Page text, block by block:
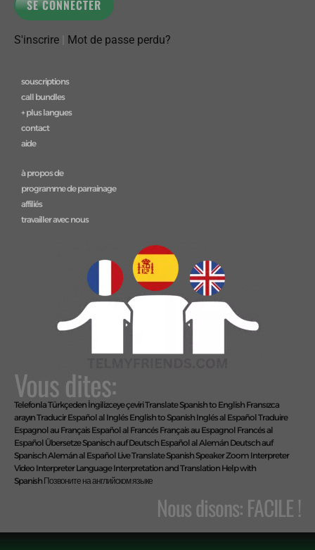
S'inscrire Mot de passe perdu?
souscriptions
call bundles
+ plus langues
contact
aide
à propos de
programme de parrainage
affiliés
travailler avec nous
Vous dites:
Telefonla Türkçeden İngilizceye çeviriTranslate Spanish to English Fransızca
arayınTraducir Español al Inglés English to Spanish Inglés al EspañolTraduire
Espagnol au Français Español al Francés Français au Espagnol Francés al
Español Übersetze Spanisch auf Deutsch Español al Alemán Deutsch auf
SpanischAlemán al Español Live Translate Spanish Speaker Zoom Interpreter
Video Interpreter Language Interpretation and Translation Help with
Spanish Позвоните на английском языке
Nous disons: FACILE !